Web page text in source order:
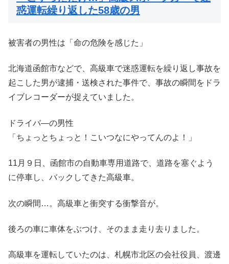
惑運転繰り返した58歳の男
被害者の男性は「命の危険を感じた」
北海道函館市などで、高級車で迷惑運転を繰り返し事故を
起こした男が逮捕・送検された事件で、事故の瞬間をドラ
イブレコーダーが捉えていました。
ドライバ―の男性
「ちょっとちょっと！こいつなにやってんのよ！」
11月９日、函館市の自動車専用道路で、道路を塞ぐよう
に停車し、バックしてきた高級車。
次の瞬間…。高級車と衝突する衝撃音が。
後ろの車に車体をぶつけ、そのまま走り去りました。
高級車を運転していたのは、札幌市北区の会社役員、渡邊